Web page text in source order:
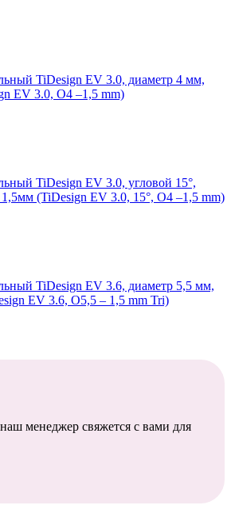
TiDesign EV 3.0, диаметр 4 мм,
EV 3.0, O4 –1,5 mm)
TiDesign EV 3.0, угловой 15°,
(TiDesign EV 3.0, 15°, O4 –1,5 mm)
TiDesign EV 3.6, диаметр 5,5 мм,
EV 3.6, O5,5 – 1,5 mm Tri)
менеджер свяжется с вами для